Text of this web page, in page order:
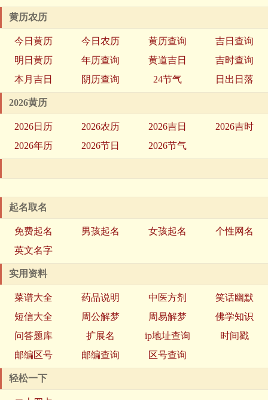
黄历农历
今日黄历 今日农历 黄历查询
吉日查询
明日黄历
年历查询 黄道吉日
吉时查询
本月吉日
阴历查询 24节气 日出日落
2026黄历
2026日历 2026农历 2026吉日
2026吉时
2026年历
2026节日 2026节气
起名取名
免费起名 男孩起名 女孩起名
个性网名
英文名字
实用资料
菜谱大全 药品说明 中医方剂
笑话幽默
短信大全
周公解梦 周易解梦
佛学知识
问答题库
扩展名 ip地址查询
时间戳
邮编区号
邮编查询 区号查询
轻松一下